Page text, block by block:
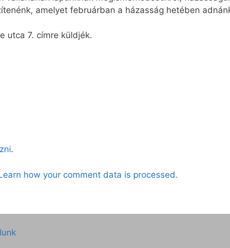
amelyet februárban a házasság hetében
utca 7. címre küldjék.
.
how your comment data is processed.